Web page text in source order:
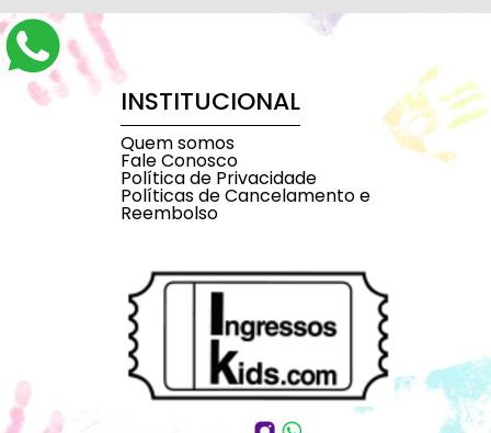
INSTITUCIONAL
Quem somos
Fale Conosco
Política de Privacidade
Políticas de Cancelamento e
Reembolso